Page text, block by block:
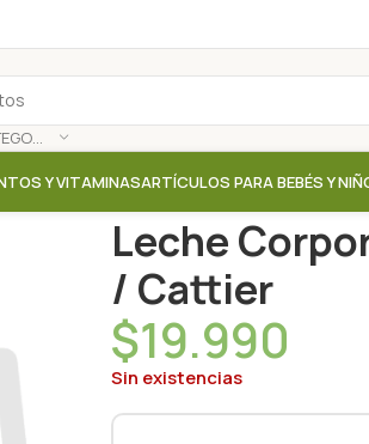
SELECCIONAR CATEGORÍA
Y VITAMINASARTÍCULOS PARA BEBÉS Y
Leche
/ Cattier
$19.990
Sin existencias